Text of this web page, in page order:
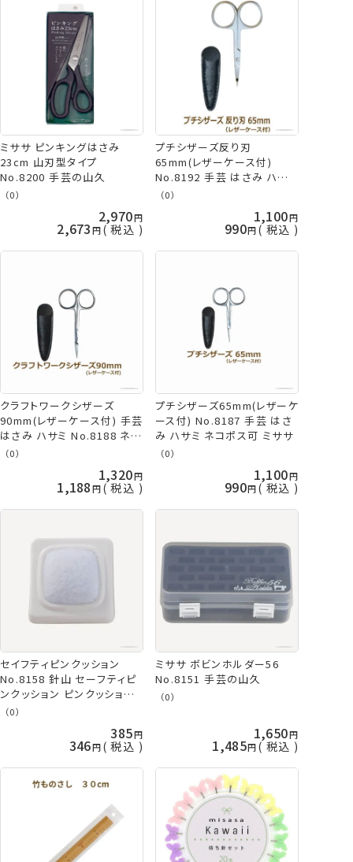
ミササ ピンキングはさみ
23cm 山刃型タイプ
No.8200 手芸の山久
（0）
2,970
2,673 税込
プチシザーズ反り刃
65mm(レザーケース付)
No.8192 手芸 はさみ ハサミ
ネコポス可 ミササ 手芸の山
（0）
1,100
990 税込
クラフトワークシザーズ
90mm(レザーケース付) 手芸
はさみ ハサミ No.8188 ネコ
ポス可 ミササ
（0）
1,320
1,188 税込
プチシザーズ65mm(レザーケ
ース付) No.8187 手芸 はさ
み ハサミ ネコポス可 ミササ
（0）
1,100
990 税込
セイフティピンクッション
No.8158 針山 セーフティピ
ンクッション ピンクッション
ネコポス可 ミササ 手芸の山
（0）
385
346 税込
ミササ ボビンホルダー56
No.8151 手芸の山久
（0）
1,650
1,485 税込